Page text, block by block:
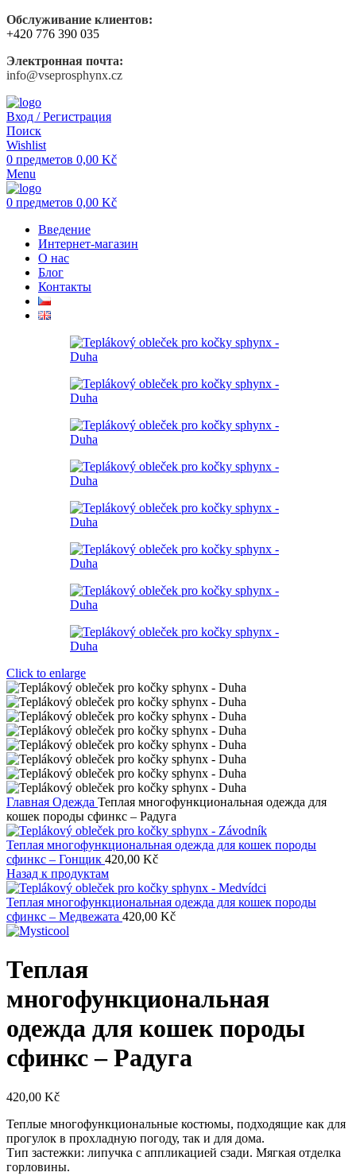
Обслуживание клиентов:
+420 776 390 035
Электронная почта:
info@vseprosphynx.cz
Вход / Регистрация
Поиск
Wishlist
0 предметов 0,00 Kč
Menu
0 предметов 0,00 Kč
Введение
Интернет-магазин
О нас
Блог
Контакты
Click to enlarge
Главная Одежда Теплая многофункциональная одежда для
кошек породы сфинкс – Радуга
Теплая многофункциональная одежда для кошек породы
сфинкс – Гонщик 420,00 Kč
Назад к продуктам
Теплая многофункциональная одежда для кошек породы
сфинкс – Медвежата 420,00 Kč
Теплая
многофункциональная
одежда для кошек породы
сфинкс – Радуга
420,00 Kč
Теплые многофункциональные костюмы, подходящие как для
прогулок в прохладную погоду, так и для дома.
Тип застежки: липучка с аппликацией сзади. Мягкая отделка
горловины.